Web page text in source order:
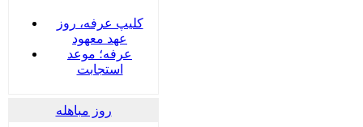
کلیپ عرفه، روز
عهد معهود
عرفه؛ موعد
استجابت
روز مباهله